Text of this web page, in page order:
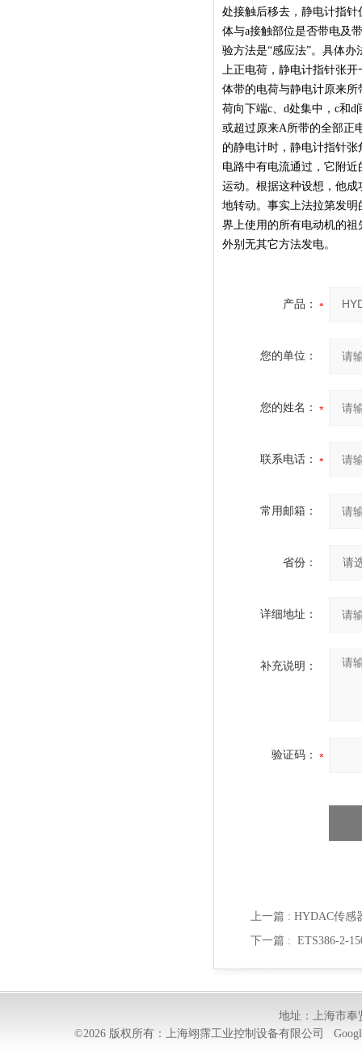
处接触后移去，静电计指
体与a接触部位是否带电及
验方法是“感应法”。具体
上正电荷，静电计指针张
体带的电荷与静电计原来
荷向下端c、d处集中，c和
或超过原来A所带的全部正
的静电计时，静电计指针
电路中有电流通过，它附
运动。根据这种设想，他
地转动。事实上法拉第发
界上使用的所有电动机的
外别无其它方法发电。
产品：
您的单位：
您的姓名：
联系电话：
常用邮箱：
省份：
详细地址：
补充说明：
验证码：
上一篇 : HYDAC传感
下一篇 : ETS386-2-
地址：上海市奉
©2026 版权所有：上海翊霈工业控制设备有限公司